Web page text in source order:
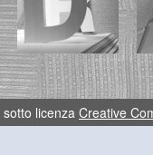
licenza Creative